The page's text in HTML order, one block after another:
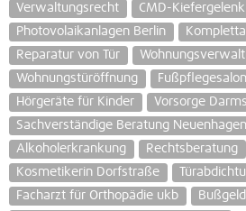
Verwaltungsrecht
CMD-
Photovolaikanlagen Berlin
Reparatur von Tür
Wohnungstüröffnung
Fußpflegesalon
Hörgeräte für Kinder
Vorsorge
Sachverständige Beratung
Alkoholerkrankung
Rechtsberatung
Kosmetikerin Dorfstraße
Facharzt für Orthopädie ukb